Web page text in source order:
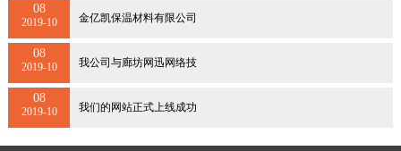
08
2019-10 金亿凯保温材料有限公司
08
2019-10 我公司与廊坊网迅网络技
08
2019-10 我们的网站正式上线成功